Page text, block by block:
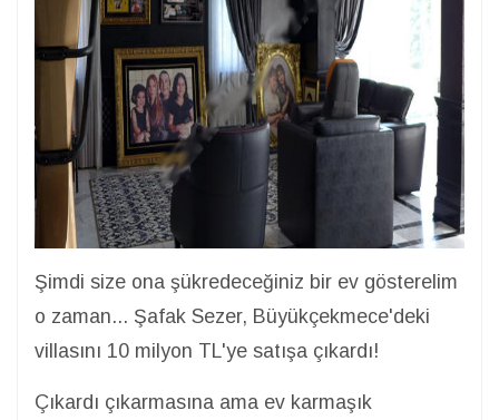
Şimdi size ona şükredeceğiniz bir ev gösterelim
o zaman... Şafak Sezer, Büyükçekmece'deki
villasını 10 milyon TL'ye satışa çıkardı!
Çıkardı çıkarmasına ama ev karmaşık